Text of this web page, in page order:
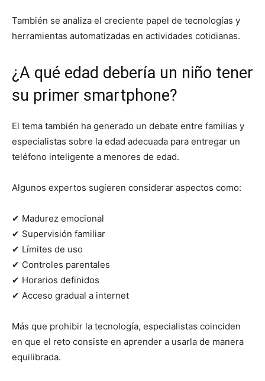
También se analiza el creciente papel de tecnologías y
herramientas automatizadas en actividades cotidianas.
¿A qué edad debería un niño tener
su primer smartphone?
El tema también ha generado un debate entre familias y
especialistas sobre la edad adecuada para entregar un
teléfono inteligente a menores de edad.
Algunos expertos sugieren considerar aspectos como:
✔ Madurez emocional
✔ Supervisión familiar
✔ Límites de uso
✔ Controles parentales
✔ Horarios definidos
✔ Acceso gradual a internet
Más que prohibir la tecnología, especialistas coinciden
en que el reto consiste en aprender a usarla de manera
equilibrada.